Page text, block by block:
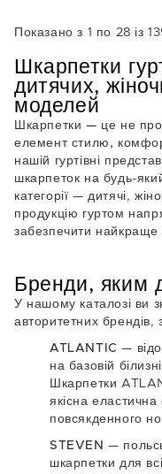
Показано з 1 по 28 із
Шкарпетки
дитячих,
моделей
Шкарпетки — це не
елемент стилю,
нашій гуртівні
шкарпеток на будь-
категорії — дитячі,
продукцію гуртом
забезпечити найкраще
Бренди, яким
У нашому каталозі ви
авторитетних брендів,
ATLANTIC —
на базовій
Шкарпетки
якісна еластична
повсякденного
STEVEN —
шкарпетки для